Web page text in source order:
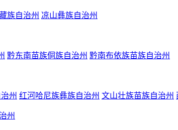
族自治州 凉山彝族自治州
黔东南苗族侗族自治州 黔南布依族苗族自治州
州 红河哈尼族彝族自治州 文山壮族苗族自治州
州